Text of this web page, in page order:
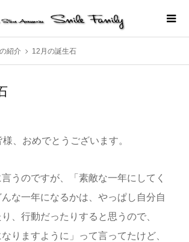
紹介 12月の誕生石
、おめでとうございます。
うのですが、「素敵な一年にしてく
な一年になるかは、やっぱし自分自
、行動だったりすると思うので、
なりますように」って言ってたけど、